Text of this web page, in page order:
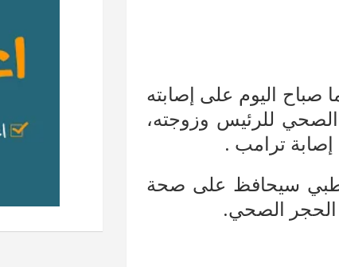
الأمريكي دونالد ترمب البالغ من العمر 74 عاما صباح اليوم على إصابته
للرئيس وزوجته،
ترامب .
سيحافظ على صحة
الحجر الصحي.